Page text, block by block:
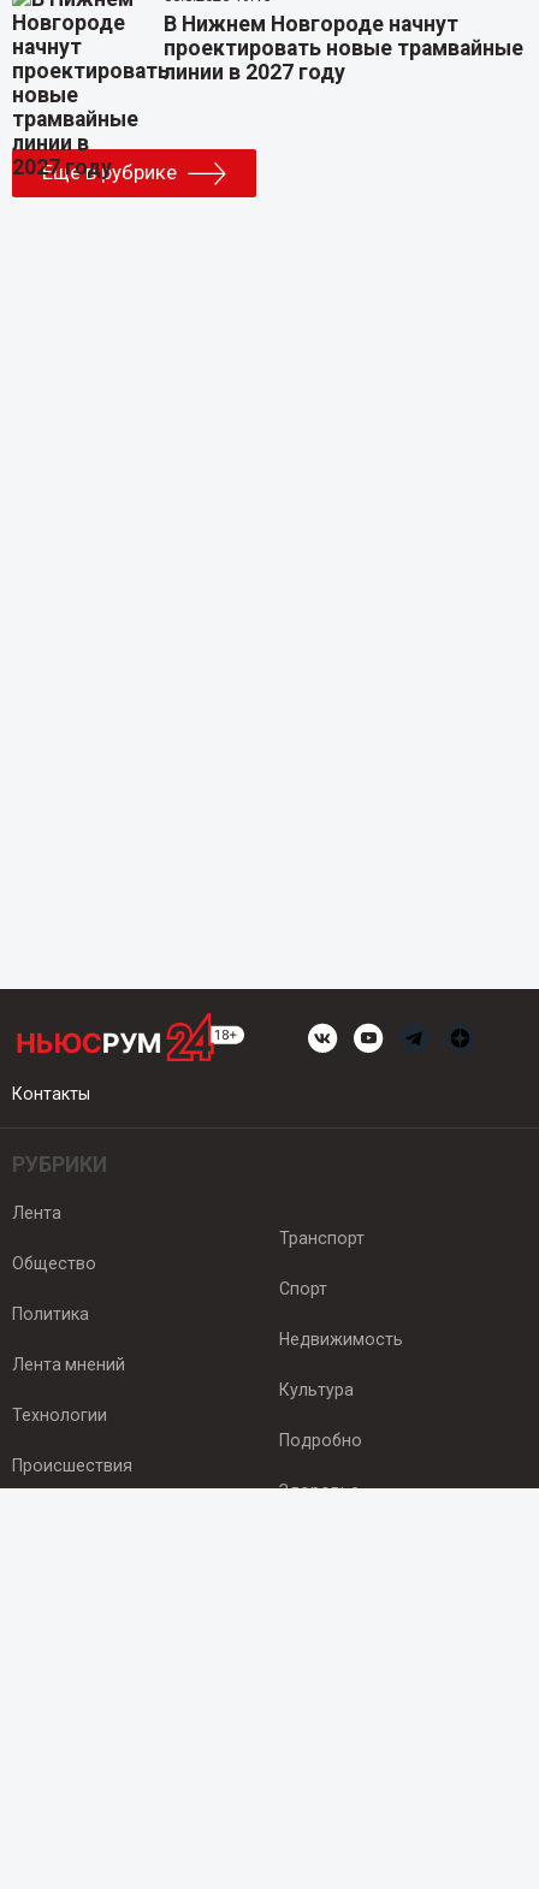
В Нижнем Новгороде начнут
проектировать новые трамвайные
линии в 2027 году
Еще в рубрике
Контакты
РУБРИКИ
Лента
Общество
Политика
Лента мнений
Технологии
Происшествия
Транспорт
Спорт
Недвижимость
Культура
Подробно
Здоровье